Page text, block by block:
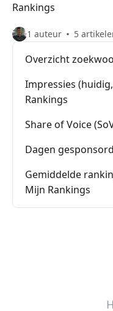
Rankings
1 auteur 5
Overzicht
Impressies
Rankings
Share of Voice
Dagen
Gemiddelde
Mijn Rankings